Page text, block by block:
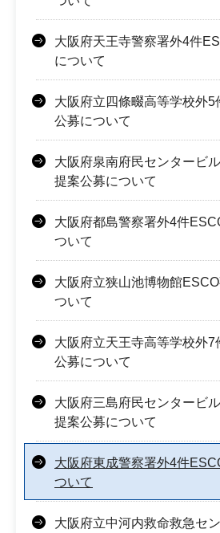
大阪府天王寺警察署外4件
について
大阪府立四條畷高等学校外
公募について
大阪府泉南府民センタービ
提案公募について
大阪府都島警察署外4件
ついて
大阪府立狭山池博物館
ついて
大阪府立天王寺高等学校外
公募について
大阪府三島府民センタービ
提案公募について
大阪府東成警察署外4件
ついて
大阪府立中河内救命救急セ